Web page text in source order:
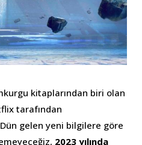
kitaplarından biri olan
tarafından
gelen yeni bilgilere göre
2023 yılında